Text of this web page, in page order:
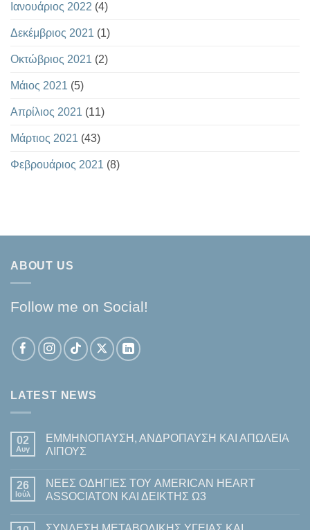
Ιανουάριος 2022 (4)
Δεκέμβριος 2021 (1)
Οκτώβριος 2021 (2)
Μάιος 2021 (5)
Απρίλιος 2021 (11)
Μάρτιος 2021 (43)
Φεβρουάριος 2021 (8)
ABOUT US
Follow me on Social!
LATEST NEWS
02
Αυγ
ΕΜΜΗΝΟΠΑΥΣΗ, ΑΝΔΡΟΠΑΥΣΗ ΚΑΙ ΑΠΩΛΕΙΑ
ΛΙΠΟΥΣ
σχόλια
στο
ΕΜΜΗΝΟΠΑΥΣΗ,
ΑΠΩΛΕΙΑ
26
Ιούλ
ΝΕΕΣ ΟΔΗΓΙΕΣ ΤΟΥ AMERICAN HEART
ASSOCIATON ΚΑΙ ΔΕΙΚΤΗΣ Ω3